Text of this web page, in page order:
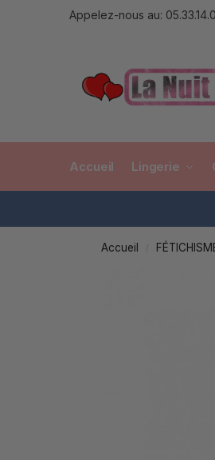
Appelez-nous au:
Accueil Lingerie
Accueil